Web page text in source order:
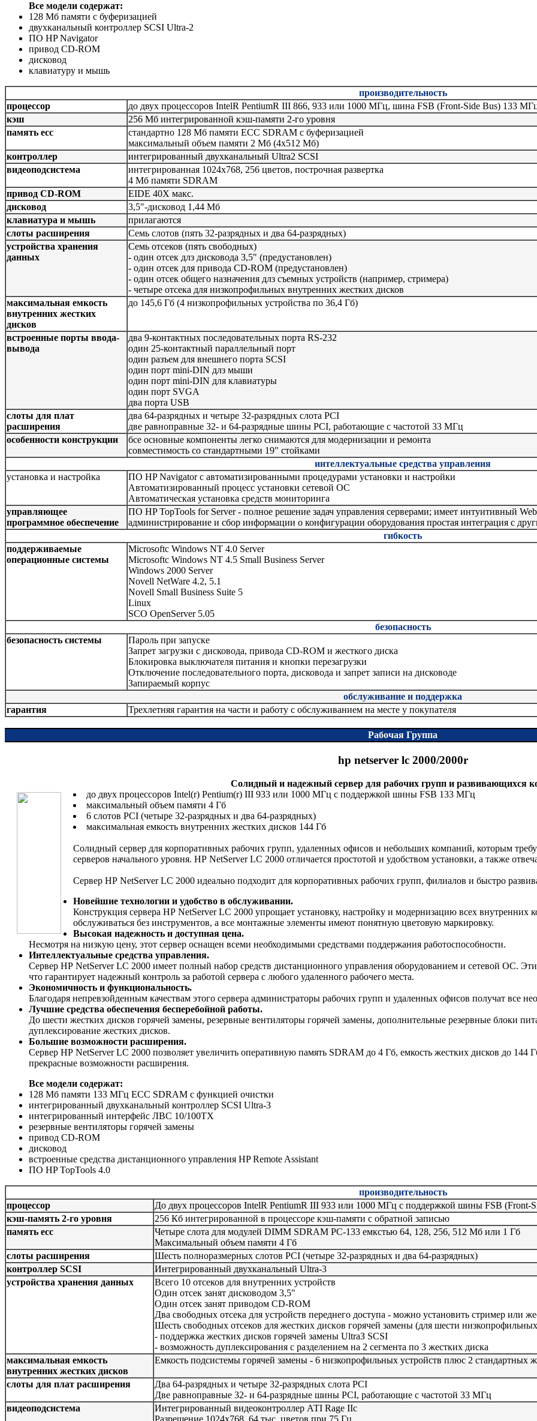
Все модели содержат:
128 Мб памяти с буферизацией
двухканальный контроллер SCSI Ultra-2
ПО HP Navigator
привод CD-ROM
дисковод
клавиатуру и мышь
производительность
процессор
до двух процессоров IntelR PentiumR III 866, 933 или 1000 МГц, шина FSB (Front-Side Bus) 133
кэш
256 Мб интегрированной кэш-памяти 2-го уровня
память ecc
стандартно 128 Мб памяти ECC SDRAM с буферизацией
максимальный объем памяти 2 Мб (4x512 Мб)
контроллер
интегрированный двухканальный Ultra2 SCSI
видеоподсистема
интегрированная 1024х768, 256 цветов, построчная развертка
4 Мб памяти SDRAM
привод CD-ROM
EIDE 40X макс.
дисковод
3,5"-дисковод 1,44 Мб
клавиатура и мышь
прилагаются
слоты расширения
Семь слотов (пять 32-разрядных и два 64-разрядных)
устройства хранения
данных
Семь отсеков (пять свободных)
- один отсек длз дисковода 3,5" (предустановлен)
- один отсек для привода CD-ROM (предустановлен)
- один отсек общего назначения длз съемных устройств (например, стримера)
- четыре отсека для низкопрофильных внутренних жестких дисков
максимальная емкость
внутренних жестких
дисков
до 145,6 Гб (4 низкопрофильных устройства по 36,4 Гб)
встроенные порты ввода-
вывода
два 9-контактных последовательных порта RS-232
один 25-контактный параллельный порт
один разъем для внешнего порта SCSI
один порт mini-DIN длз мыши
один порт mini-DIN для клавиатуры
один порт SVGA
два порта USB
слоты для плат
расширения
два 64-разрядных и четыре 32-разрядных слота PCI
две равноправные 32- и 64-разрядные шины PCI, работающие с частотой 33 МГц
особенности конструкции
бсе основные компоненты легко снимаются для модернизации и ремонта
cовместимость со стандартными 19" стойками
интеллектуальные средства управления
установка и настройка
ПО HP Navigator с автоматизированными процедурами установки и настройки
Автоматизированный процесс установки сетевой ОС
Автоматическая установка средств мониторинга
управляющее
программное обеспечение
ПО HP TopTools for Server - полное решение задач управления серверами; имеет интуитивный
администрирование и сбор информации о конфигурации оборудования простая интеграция с
гибкость
поддерживаемые
операционные системы
Microsoftc Windows NT 4.0 Server
Microsoftc Windows NT 4.5 Small Business Server
Windows 2000 Server
Novell NetWare 4.2, 5.1
Novell Small Business Suite 5
Linux
SCO OpenServer 5.05
безопасность
безопасность системы
Пароль при запуске
Запрет загрузки с дисковода, привода CD-ROM и жесткого диска
Блокировка выключателя питания и кнопки перезагрузки
Отключение последовательного порта, дисковода и запрет записи на дисководе
Запираемый корпус
обслуживание и поддержка
гарантия
Трехлетняя гарантия на части и работу с обслуживанием на месте у покупателя
Рабочая Группа
hp netserver lc 2000/2000r
Солидный и надежный сервер для рабочих групп и развивающихся
до двух процессоров Intel(r) Pentium(r) III 933 или 1000 МГц с поддержкой шины FSB 133 МГц
максимальный объем памяти 4 Гб
6 слотов РСI (четыре 32-разрядных и два 64-разрядных)
максимальная емкость внутренних жестких дисков 144 Гб
Солидный сервер для корпоративных рабочих групп, удаленных офисов и небольших компаний, которым
серверов начального уровня. НР NetServer LC 2000 отличается простотой и удобством установки, а также
Сервер НР NetServer LC 2000 идеально подходит для корпоративных рабочих групп, филиалов и быстро
Новейшие технологии и удобство в обслуживании.
Конструкция сервера НР NetServer LC 2000 упрощает установку, настройку и модернизацию всех
обслуживаться без инструментов, а все монтажные элементы имеют понятную цветовую маркировку.
Высокая надежность и доступная цена.
Несмотря на низкую цену, этот сервер оснащен всеми необходимыми средствами поддержания работоспособности.
Интеллектуальные средства управления.
Сервер НР NetServer LC 2000 имеет полный набор средств дистанционного управления оборудованием и сетевой ОС.
что гарантирует надежный контроль за работой сервера с любого удаленного рабочего места.
Экономичность и функциональность.
Благодаря непревзойденным качествам этого сервера администраторы рабочих групп и удаленных офисов получат все
Лучшие средства обеспечения бесперебойной работы.
До шести жестких дисков горячей замены, резервные вентиляторы горячей замены, дополнительные резервные блоки
дуплексирование жестких дисков.
Большие возможности расширения.
Сервер НР NetServer LC 2000 позволяет увеличить оперативную память SDRAM до 4 Гб, емкость жестких дисков до 144
прекрасные возможности расширения.
Все модели содержат:
128 Мб памяти 133 МГц ECC SDRAM c функцией очистки
интегрированный двухканальный контроллер SCSI Ultra-3
интегрированный интерфейс ЛВС 10/100ТХ
резервные вентиляторы горячей замены
привод CD-ROM
дисковод
встроенные средства дистанционного управления HP Remote Assistant
ПО HP TopTools 4.0
производительность
процессор
До двух процессоров IntelR PentiumR III 933 или 1000 МГц с поддержкой шины FSB (Front-
кэш-память 2-го уровня
256 Кб интегрированной в процессоре кэш-памяти с обратной записью
память ecc
Четыре слота для модулей DIММ SDRAM РС-133 емкстью 64, 128, 256, 512 Мб или 1 Гб
Максимальный объем памяти 4 Гб
слоты расширения
Шесть полноразмерных слотов РСI (четыре 32-разрядных и два 64-разрядных)
контроллер SCSI
Интегрированный двухканальный Ultra-3
устройства хранения данных
Всего 10 отсеков для внутренних устройств
Один отсек занят дисководом 3,5"
Один отсек занят приводом СD-RОМ
Два свободных отсека для устройств переднего доступа - можно установить стример или
Шесть свободных отсеков для жестких дискoв горячей замены (для шести
- поддержка жестких дисков горячей замены UltraЗ SCSI
- возможность дуплексирования с разделением на 2 сегмента по 3 жестких диска
максимальная емкость
внутренних жестких дисков
Емкость подсистемы горячей замены - 6 низкопрофильных устройств плюс 2 стандартных
слоты для плат расширения
Два 64-разрядных и четыре 32-разрядных слота РСI
Две равноправные 32- и 64-разрядные шины РСI, работающие с частотой 33 МГц
видеоподсистема
Интегрированный видеоконтроллер АТI Rage IIc
Разрешение 1024х768, 64 тыс. цветов при 75 Гц